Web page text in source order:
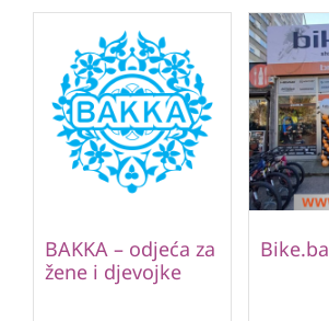
BAKKA – odjeća za
žene i djevojke
Bike.ba